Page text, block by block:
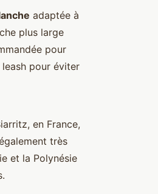
adaptée à
plus large
pour
pour éviter
en France,
très
et la Polynésie